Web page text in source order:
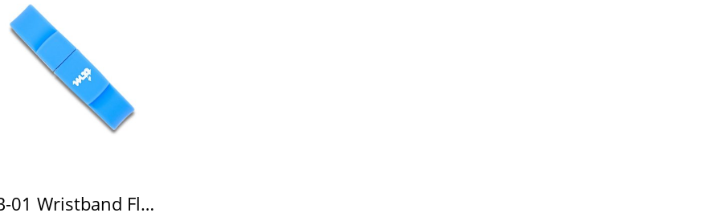
UB-01 Wristband Flash Drive แฟลชไดร์ฟ สายรัดข้อมือ ริสแบน